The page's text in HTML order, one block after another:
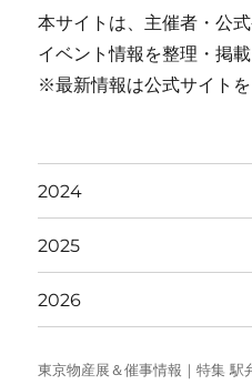
本サイトは、主催者・公
イベント情報を整理・掲載
※最新情報は公式サイトを
2024
2025
2026
東京物産展＆催事情報｜特集 駅